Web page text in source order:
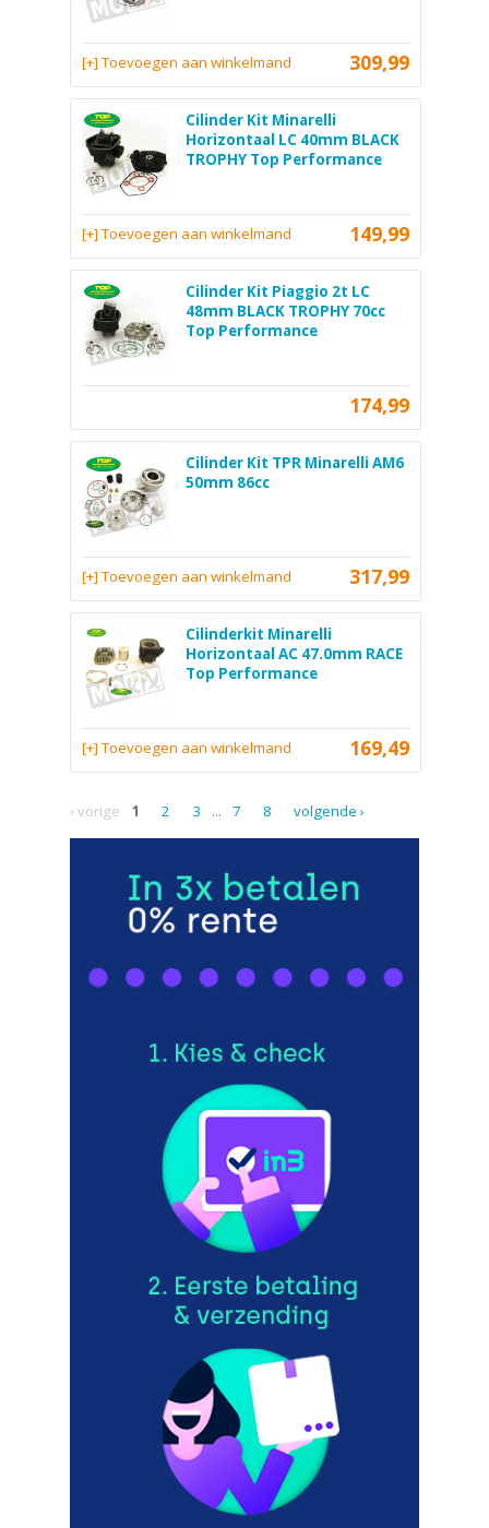
309,99
[+] Toevoegen aan winkelmand
Cilinder Kit Minarelli
Horizontaal LC 40mm BLACK
TROPHY Top Performance
149,99
[+] Toevoegen aan winkelmand
Cilinder Kit Piaggio 2t LC
48mm BLACK TROPHY 70cc
Top Performance
174,99
Cilinder Kit TPR Minarelli AM6
50mm 86cc
317,99
[+] Toevoegen aan winkelmand
Cilinderkit Minarelli
Horizontaal AC 47.0mm RACE
Top Performance
169,49
[+] Toevoegen aan winkelmand
‹ vorige 1 2 3 ... 7 8 volgende ›